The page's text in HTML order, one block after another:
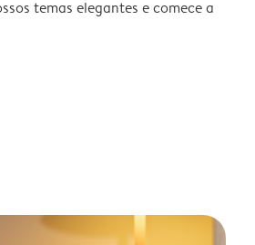
temas elegantes e comece a